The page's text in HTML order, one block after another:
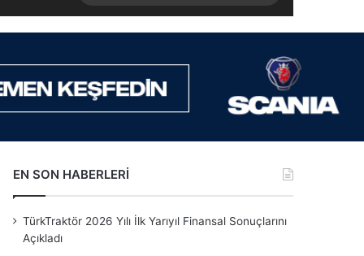
yap
EN SON HABERLERİ
TürkTraktör 2026 Yılı İlk Yarıyıl Finansal Sonuçlarını
Açıkladı